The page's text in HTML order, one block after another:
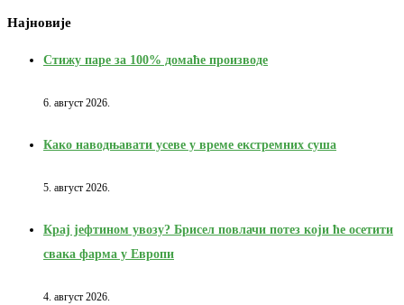
Најновије
Стижу паре за 100% домаће производе
6. август 2026.
Како наводњавати усеве у време екстремних суша
5. август 2026.
Крај јефтином увозу? Брисел повлачи потез који ће осетити
свака фарма у Европи
4. август 2026.